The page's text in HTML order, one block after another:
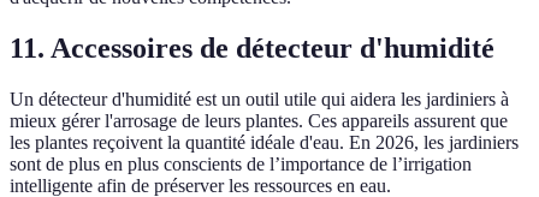
11. Accessoires de détecteur d'humidité
Un détecteur d'humidité est un outil utile qui aidera les jardiniers à
mieux gérer l'arrosage de leurs plantes. Ces appareils assurent que
les plantes reçoivent la quantité idéale d'eau. En 2026, les jardiniers
sont de plus en plus conscients de l’importance de l’irrigation
intelligente afin de préserver les ressources en eau.